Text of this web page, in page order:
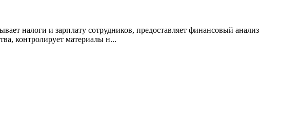
налоги и зарплату сотрудников, предоставляет финансовый анализ
контролирует материалы н...